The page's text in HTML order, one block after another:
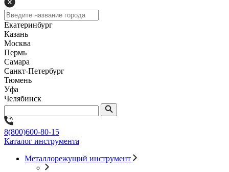
Екатеринбург
Казань
Москва
Пермь
Самара
Санкт-Петербург
Тюмень
Уфа
Челябинск
8(800)600-80-15
Каталог инструмента
Металлорежущий инструмент